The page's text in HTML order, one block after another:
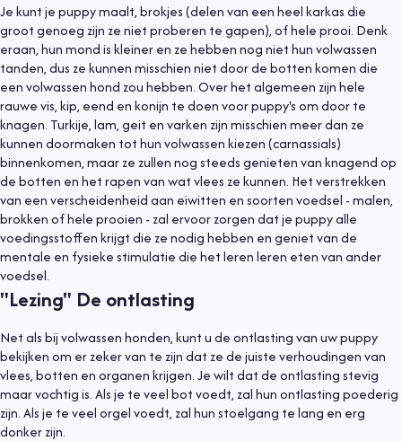
Je kunt je puppy maalt, brokjes (delen van een heel karkas die
groot genoeg zijn ze niet proberen te gapen), of hele prooi. Denk
eraan, hun mond is kleiner en ze hebben nog niet hun volwassen
tanden, dus ze kunnen misschien niet door de botten komen die
een volwassen hond zou hebben. Over het algemeen zijn hele
rauwe vis, kip, eend en konijn te doen voor puppy's om door te
knagen. Turkije, lam, geit en varken zijn misschien meer dan ze
kunnen doormaken tot hun volwassen kiezen (carnassials)
binnenkomen, maar ze zullen nog steeds genieten van knagend op
de botten en het rapen van wat vlees ze kunnen. Het verstrekken
van een verscheidenheid aan eiwitten en soorten voedsel - malen,
brokken of hele prooien - zal ervoor zorgen dat je puppy alle
voedingsstoffen krijgt die ze nodig hebben en geniet van de
mentale en fysieke stimulatie die het leren leren eten van ander
voedsel.
"Lezing" De ontlasting
Net als bij volwassen honden, kunt u de ontlasting van uw puppy
bekijken om er zeker van te zijn dat ze de juiste verhoudingen van
vlees, botten en organen krijgen. Je wilt dat de ontlasting stevig
maar vochtig is. Als je te veel bot voedt, zal hun ontlasting poederig
zijn. Als je te veel orgel voedt, zal hun stoelgang te lang en erg
donker zijn.